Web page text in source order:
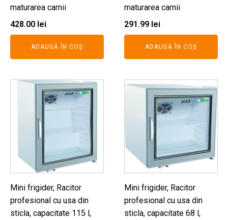
maturarea carnii
428.00 lei
ADAUGĂ ÎN COȘ
maturarea carnii
291.99 lei
ADAUGĂ ÎN COȘ
Mini frigider, Racitor
profesional cu usa din
sticla, capacitate 115 l,
Mini frigider, Racitor
profesional cu usa din
sticla, capacitate 68 l,